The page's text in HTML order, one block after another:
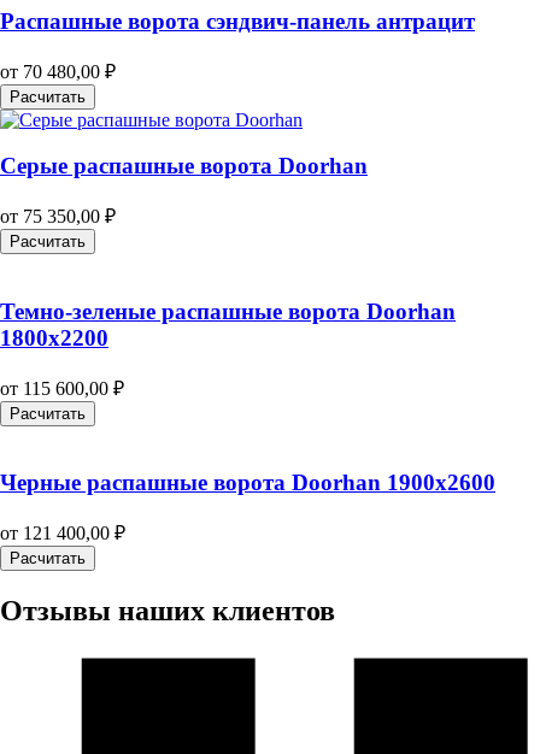
Распашные ворота сэндвич-панель антрацит
от 70 480,00 ₽
Расчитать
Серые распашные ворота Doorhan
от 75 350,00 ₽
Расчитать
Темно-зеленые распашные ворота Doorhan
1800х2200
от 115 600,00 ₽
Расчитать
Черные распашные ворота Doorhan 1900х2600
от 121 400,00 ₽
Расчитать
Отзывы наших клиентов